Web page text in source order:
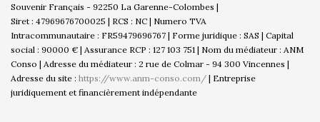
Souvenir Français - 92250 La Garenne-Colombes |
Siret : 47969676700025 | RCS : NC | Numero TVA
Intracommunautaire : FR59479696767 | Forme juridique : SAS | Capital
social : 90000 € | Assurance RCP : 127 103 751 | Nom du médiateur : ANM
Conso | Adresse du médiateur : 2 rue de Colmar - 94 300 Vincennes |
Adresse du site : https://www.anm-conso.com/ | Entreprise
juridiquement et financièrement indépendante